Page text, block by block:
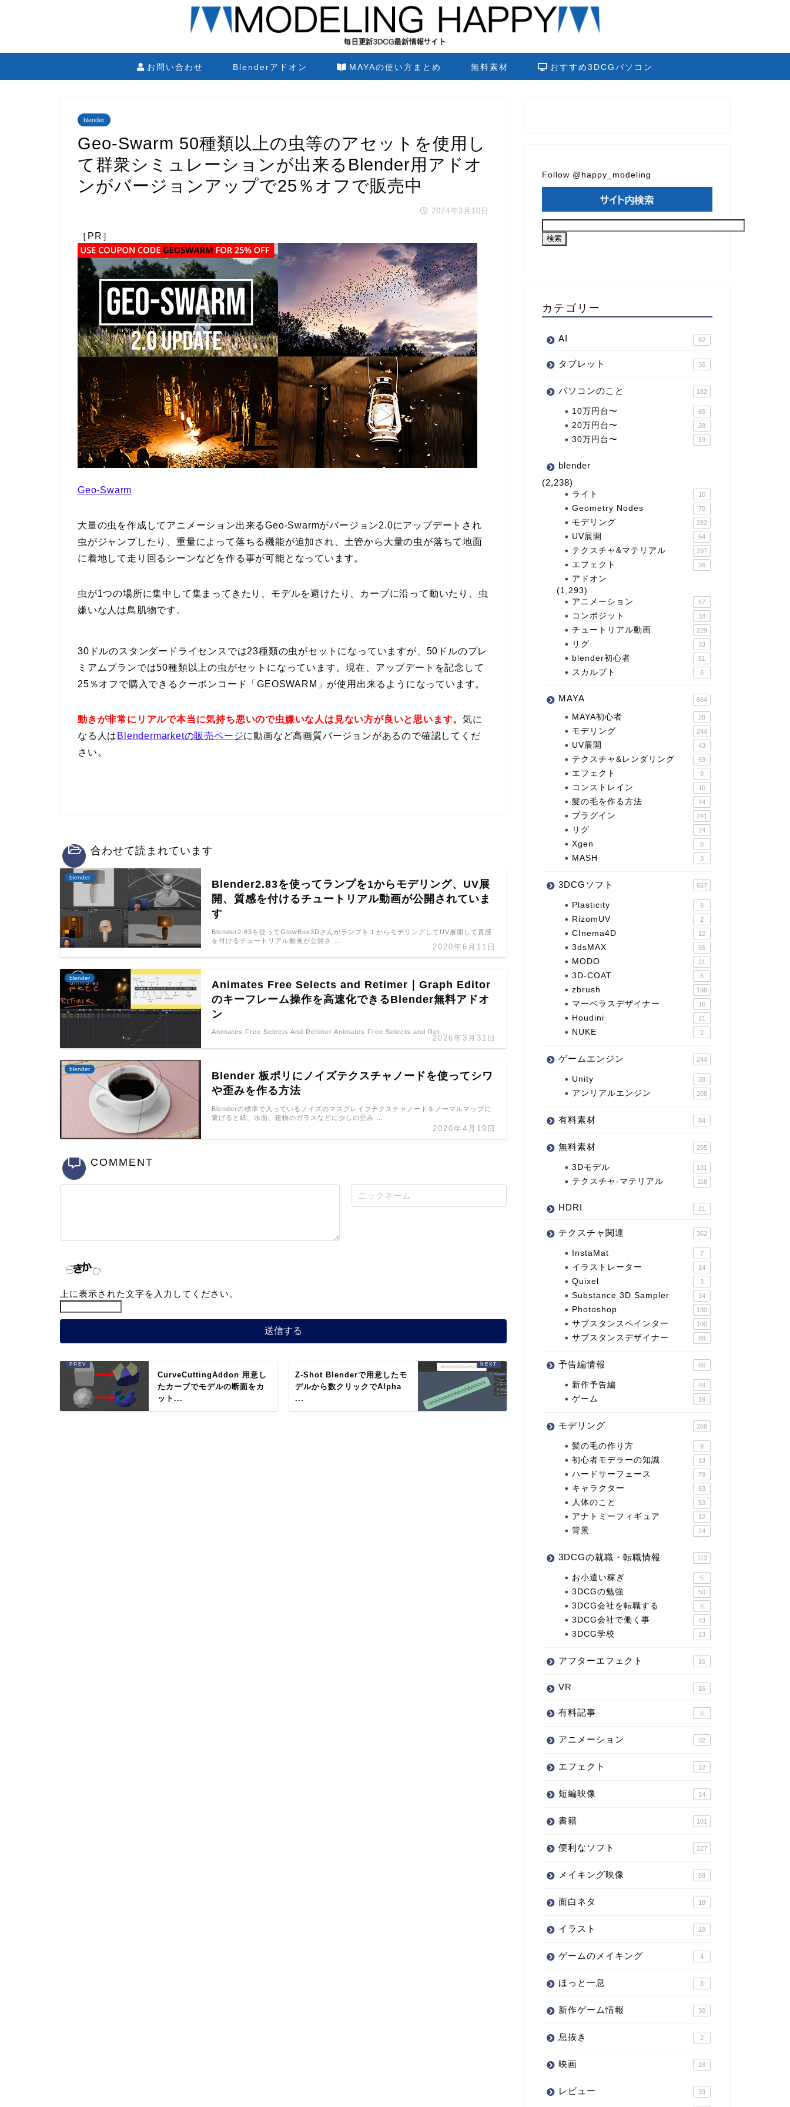
お問い合わせ Blenderアドオン MAYAの使い方まとめ 無料素材 おすすめ3DCGパソコン
blender
Geo-Swarm 50種類以上の虫等のアセットを使用し
て群衆シミュレーションが出来るBlender用アドオ
ンがバージョンアップで25％オフで販売中
2024年3月10日
［PR］
Geo-Swarm
大量の虫を作成してアニメーション出来るGeo-Swarmがバージョン2.0にアップデートされ
虫がジャンプしたり、重量によって落ちる機能が追加され、土管から大量の虫が落ちて地面
に着地して走り回るシーンなどを作る事が可能となっています。
虫が1つの場所に集中して集まってきたり、モデルを避けたり、カーブに沿って動いたり、虫
嫌いな人は鳥肌物です。
30ドルのスタンダードライセンスでは23種類の虫がセットになっていますが、50ドルのプレ
ミアムプランでは50種類以上の虫がセットになっています。現在、アップデートを記念して
25％オフで購入できるクーポンコード「GEOSWARM」が使用出来るようになっています。
動きが非常にリアルで本当に気持ち悪いので虫嫌いな人は見ない方が良いと思います。気に
なる人は Blendermarketの販売ページに動画など高画質バージョンがあるので確認してくだ
さい。
合わせて読まれています
blender
Blender2.83を使ってランプを1からモデリング、UV展
開、質感を付けるチュートリアル動画が公開されていま
す
2020年6月11日
Blender2.83を使ってGlowBox3Dさんがランプを１からモデリングしてUV展開して質感
を付けるチュートリアル動画が公開さ …
blender
Animates Free Selects and Retimer｜Graph Editor
のキーフレーム操作を高速化できるBlender無料アドオ
ン
2026年3月31日
Animates Free Selects And Retimer Animates Free Selects and Ret …
blender
Blender 板ポリにノイズテクスチャノードを使ってシワ
や歪みを作る方法
2020年4月19日
Blenderの標準で入っているノイズのマスグレイブテクスチャノードをノーマルマップに
繋げると紙、水面、建物のガラスなどに少しの歪み …
COMMENT
上に表示された文字を入力してください。
CurveCuttingAddon 用意し
たカーブでモデルの断面をカ
ット...
Z-Shot Blenderで用意したモ
デルから数クリックでAlpha
...
Follow @happy_modeling
カテゴリー
AI 82
タブレット 36
パソコンのこと 182
10万円台〜 65
20万円台〜 28
30万円台〜 19
blender
(2,238)
ライト 10
Geometry Nodes 70
モデリング 282
UV展開 54
テクスチャ&マテリアル 297
エフェクト 36
アドオン
(1,293)
アニメーション
67
コンポジット 18
チュートリアル動画 229
リグ 33
blender初心者 51
スカルプト 6
MAYA 664
MAYA初心者 28
モデリング 244
UV展開 43
テクスチャ&レンダリング 69
エフェクト 9
コンストレイン 10
髪の毛を作る方法 14
プラグイン 241
リグ 24
Xgen 8
MASH 3
3DCGソフト 657
Plasticity 9
RizomUV 2
CInema4D 12
3dsMAX 55
MODO 21
3D-COAT 6
zbrush 198
マーベラスデザイナー 16
Houdini 21
NUKE 2
ゲームエンジン 244
Unity 38
アンリアルエンジン 208
有料素材 84
無料素材 295
3Dモデル 131
テクスチャ-マテリアル 118
HDRI 21
テクスチャ関連 362
InstaMat 7
イラストレーター 14
Quixel 3
Substance 3D Sampler 14
Photoshop 130
サブスタンスペインター 100
サブスタンスデザイナー 88
予告編情報 66
新作予告編 49
ゲーム 19
モデリング 269
髪の毛の作り方 9
初心者モデラーの知識 13
ハードサーフェース 79
キャラクター 93
人体のこと 53
アナトミーフィギュア 12
背景 24
3DCGの就職・転職情報 113
お小遣い稼ぎ 5
3DCGの勉強 50
3DCG会社を転職する 6
3DCG会社で働く事 43
3DCG学校 13
アフターエフェクト 16
VR 16
有料記事 5
アニメーション 32
エフェクト 12
短編映像 14
書籍 101
便利なソフト 227
メイキング映像 58
面白ネタ 18
イラスト 19
ゲームのメイキング 4
ほっと一息 8
新作ゲーム情報 30
息抜き 2
映画 18
レビュー 39